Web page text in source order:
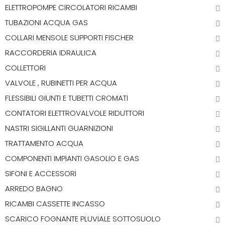
ELETTROPOMPE CIRCOLATORI RICAMBI
TUBAZIONI ACQUA GAS
COLLARI MENSOLE SUPPORTI FISCHER
RACCORDERIA IDRAULICA
COLLETTORI
VALVOLE , RUBINETTI PER ACQUA
FLESSIBILI GIUNTI E TUBETTI CROMATI
CONTATORI ELETTROVALVOLE RIDUTTORI
NASTRI SIGILLANTI GUARNIZIONI
TRATTAMENTO ACQUA
COMPONENTI IMPIANTI GASOLIO E GAS
SIFONI E ACCESSORI
ARREDO BAGNO
RICAMBI CASSETTE INCASSO
SCARICO FOGNANTE PLUVIALE SOTTOSUOLO